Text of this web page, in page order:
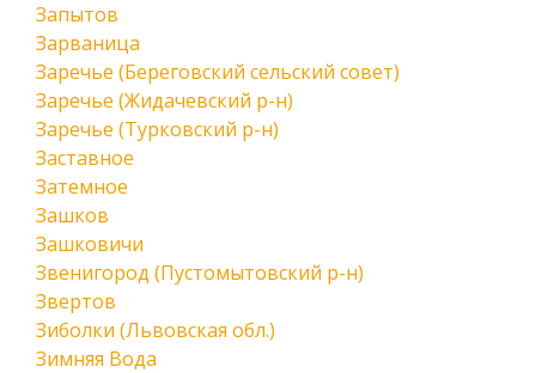
Запытов
Зарваница
Заречье (Береговский сельский совет)
Заречье (Жидачевский р-н)
Заречье (Турковский р-н)
Заставное
Затемное
Зашков
Зашковичи
Звенигород (Пустомытовский р-н)
Звертов
Зиболки (Львовская обл.)
Зимняя Вода